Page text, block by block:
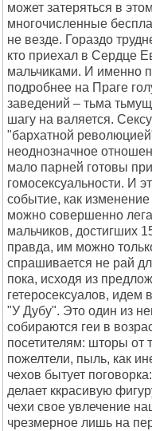
может затеряться в
многочисленные
не везде. Гораздо
кто приехал в Сердце
мальчиками. И именно
подробнее на Праге
заведений – тьма
шагу на валяется.
"бархатной
неоднозначное
мало парней готовы
гомосексуальности. И
событие, как
можно совершенно
мальчиков, достигших
правда, им можно
спрашивается не рай
пока, исходя из
гетеросексуалов,
"У Дубу". Это один из
собираются геи в
посетителям: шторы от
пожелтели, пыль, как
чехов бытует
делает ккрасивую
чехи свое увлечение
чрезмерное лишь на